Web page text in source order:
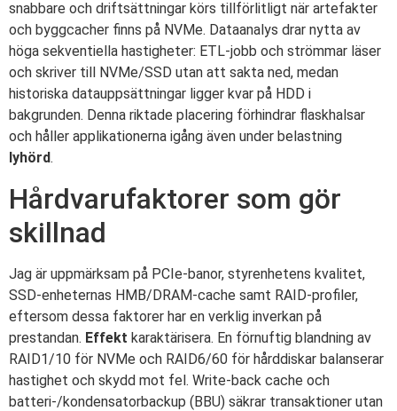
snabbare och driftsättningar körs tillförlitligt när artefakter
och byggcacher finns på NVMe. Dataanalys drar nytta av
höga sekventiella hastigheter: ETL-jobb och strömmar läser
och skriver till NVMe/SSD utan att sakta ned, medan
historiska datauppsättningar ligger kvar på HDD i
bakgrunden. Denna riktade placering förhindrar flaskhalsar
och håller applikationerna igång även under belastning
lyhörd.
Hårdvarufaktorer som gör
skillnad
Jag är uppmärksam på PCIe-banor, styrenhetens kvalitet,
SSD-enheternas HMB/DRAM-cache samt RAID-profiler,
eftersom dessa faktorer har en verklig inverkan på
prestandan. Effekt karaktärisera. En förnuftig blandning av
RAID1/10 för NVMe och RAID6/60 för hårddiskar balanserar
hastighet och skydd mot fel. Write-back cache och
batteri-/kondensatorbackup (BBU) säkrar transaktioner utan